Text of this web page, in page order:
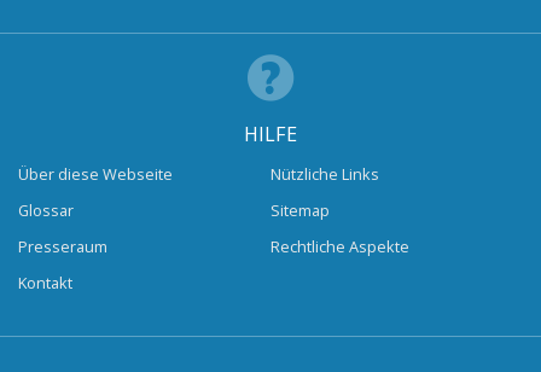
HILFE
Über diese Webseite
Glossar
Presseraum
Kontakt
Nützliche Links
Sitemap
Rechtliche Aspekte